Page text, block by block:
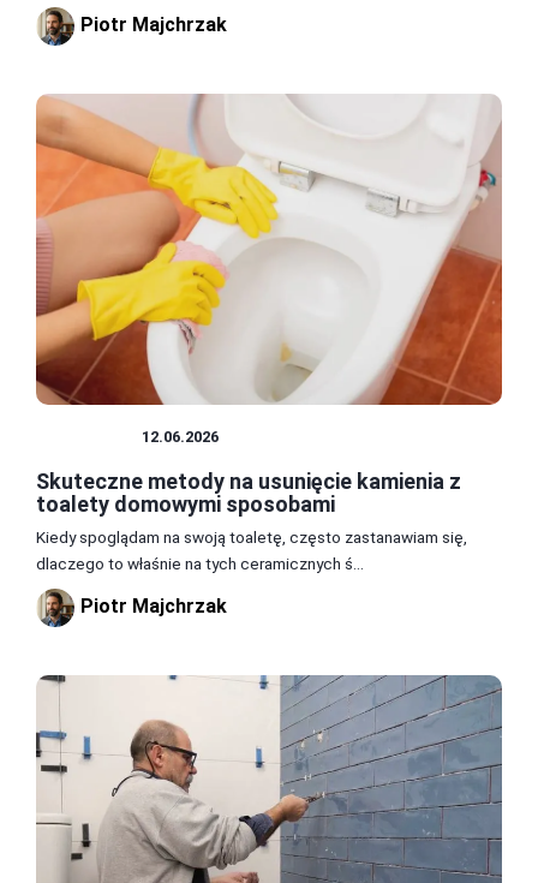
Piotr Majchrzak
12.06.2026
Skuteczne metody na usunięcie kamienia z
toalety domowymi sposobami
Kiedy spoglądam na swoją toaletę, często zastanawiam się,
dlaczego to właśnie na tych ceramicznych ś...
Piotr Majchrzak